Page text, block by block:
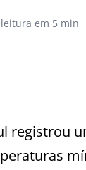
leitura em 5 min
registrou